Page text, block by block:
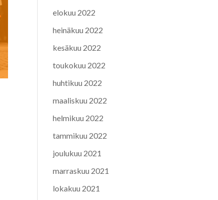
elokuu 2022
heinäkuu 2022
kesäkuu 2022
toukokuu 2022
huhtikuu 2022
maaliskuu 2022
helmikuu 2022
tammikuu 2022
joulukuu 2021
marraskuu 2021
lokakuu 2021